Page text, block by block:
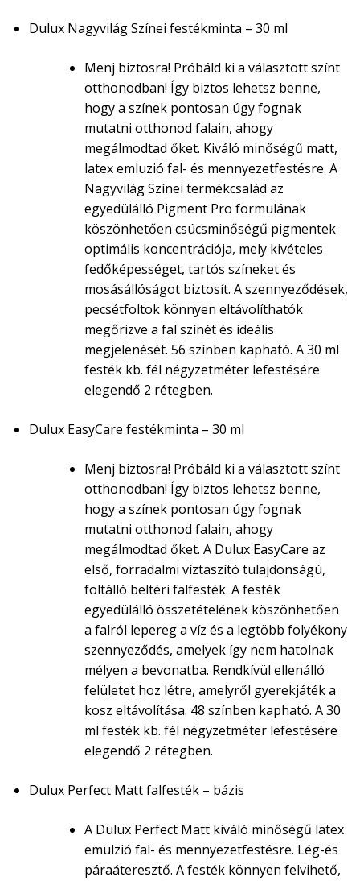
Dulux Nagyvilág Színei festékminta – 30 ml
Menj biztosra! Próbáld ki a választott színt
otthonodban! Így biztos lehetsz benne,
hogy a színek pontosan úgy fognak
mutatni otthonod falain, ahogy
megálmodtad őket. Kiváló minőségű matt,
latex emluzió fal- és mennyezetfestésre. A
Nagyvilág Színei termékcsalád az
egyedülálló Pigment Pro formulának
köszönhetően csúcsminőségű pigmentek
optimális koncentrációja, mely kivételes
fedőképességet, tartós színeket és
mosásállóságot biztosít. A szennyeződések,
pecsétfoltok könnyen eltávolíthatók
megőrizve a fal színét és ideális
megjelenését. 56 színben kapható. A 30 ml
festék kb. fél négyzetméter lefestésére
elegendő 2 rétegben.
Dulux EasyCare festékminta – 30 ml
Menj biztosra! Próbáld ki a választott színt
otthonodban! Így biztos lehetsz benne,
hogy a színek pontosan úgy fognak
mutatni otthonod falain, ahogy
megálmodtad őket. A Dulux EasyCare az
első, forradalmi víztaszító tulajdonságú,
foltálló beltéri falfesték. A festék
egyedülálló összetételének köszönhetően
a falról lepereg a víz és a legtöbb folyékony
szennyeződés, amelyek így nem hatolnak
mélyen a bevonatba. Rendkívül ellenálló
felületet hoz létre, amelyről gyerekjáték a
kosz eltávolítása. 48 színben kapható. A 30
ml festék kb. fél négyzetméter lefestésére
elegendő 2 rétegben.
Dulux Perfect Matt falfesték – bázis
A Dulux Perfect Matt kiváló minőségű latex
emulzió fal- és mennyezetfestésre. Lég-és
páraáteresztő. A festék könnyen felvihető,